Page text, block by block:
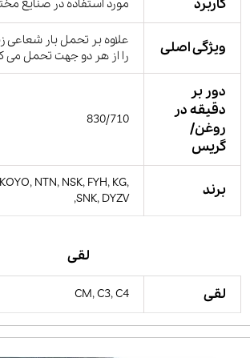
کاربرد مورد استفاده در صنایع
ویژگی اصلی
علاوه بر تحمل بار شعاعی
را از هر دو جهت تحمل می
دور بر
دقیقه در
روغن/
گریس
830/710
برند
NTN, NSK, FYH, KG,
SNK, DYZV,
لقی
لقی CM, C3, C4